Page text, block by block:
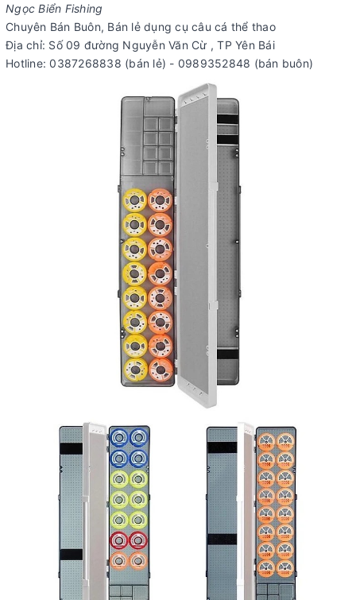
Ngọc Biển Fishing
Chuyên Bán Buôn, Bán lẻ dụng cụ câu cá thể thao
Địa chỉ: Số 09 đường Nguyễn Văn Cừ , TP Yên Bái
Hotline: 0387268838 (bán lẻ) - 0989352848 (bán buôn)